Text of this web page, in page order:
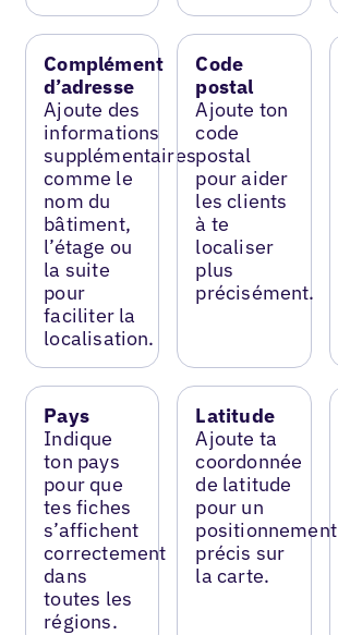
Complément
d’adresse
Ajoute des
informations
supplémentaires
comme le
nom du
bâtiment,
l’étage ou
la suite
pour
faciliter la
localisation.
Code
postal
Ajoute ton
code
postal
pour aider
les clients
à te
localiser
plus
précisément.
Pays
Indique
ton pays
pour que
tes fiches
s’affichent
correctement
dans
toutes les
régions.
Latitude
Ajoute ta
coordonnée
de latitude
pour un
positionnement
précis sur
la carte.